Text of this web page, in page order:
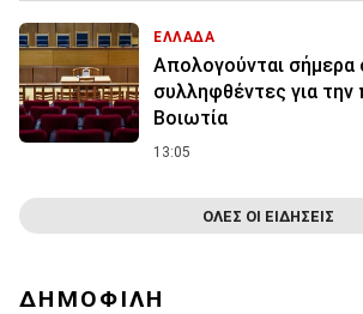
ΕΛΛΑΔΑ
Απολογούνται σήμερα
συλληφθέντες για την
Βοιωτία
13:05
ΟΛΕΣ ΟΙ ΕΙΔΗΣΕΙΣ
ΔΗΜΟΦΙΛΗ